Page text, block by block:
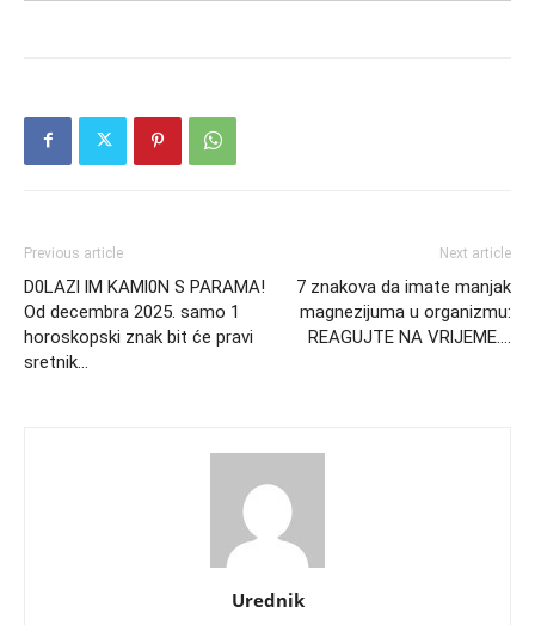
Previous article
D0LAZl lM KAMl0N S PARAMA!
Od decembra 2025. samo 1
horoskopski znak bit će pravi
sretnik…
Next article
7 znakova da imate manjak
magnezijuma u organizmu:
REAGUJTE NA VRlJEME….
Urednik